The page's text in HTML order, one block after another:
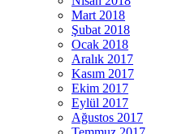
Mart 2018
Şubat 2018
Ocak 2018
Aralık 2017
Kasım 2017
Ekim 2017
Eylül 2017
Ağustos 2017